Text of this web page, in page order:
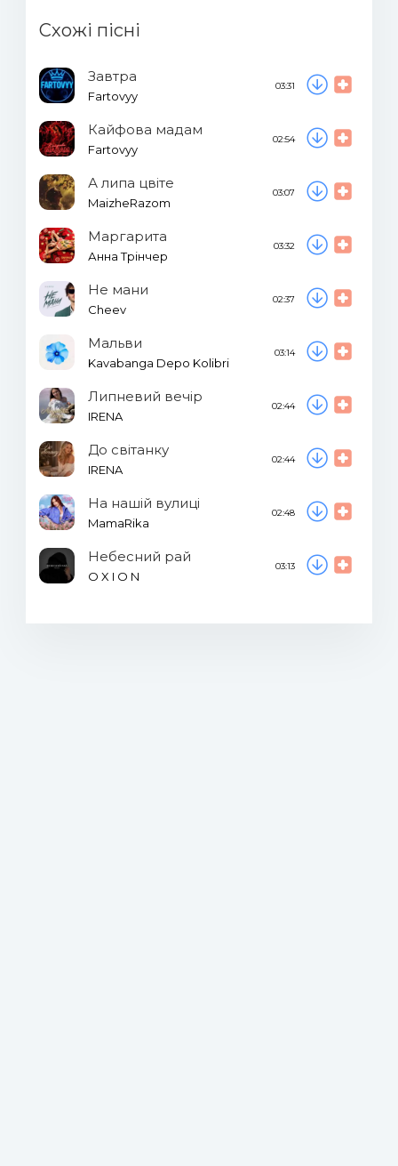
Схожі пісні
Завтра
Fartovyy
03:31
Кайфова мадам
Fartovyy
02:54
А липа цвіте
MaizheRazom
03:07
Маргарита
Анна Трінчер
03:32
Не мани
Cheev
02:37
Мальви
Kavabanga Depo Kolibri
03:14
Липневий вечір
IRENA
02:44
До світанку
IRENA
02:44
На нашій вулиці
MamaRika
02:48
Небесний рай
O X I O N
03:13